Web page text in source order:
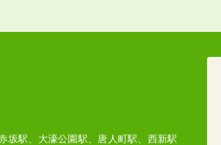
坂駅、大濠公園駅、唐人町駅、西新駅